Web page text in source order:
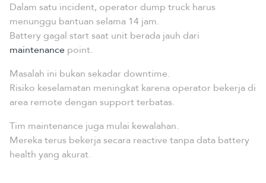
Dalam satu incident, operator dump truck harus
menunggu bantuan selama 14 jam.
Battery gagal start saat unit berada jauh dari
maintenance point.
Masalah ini bukan sekadar downtime.
Risiko keselamatan meningkat karena operator bekerja di
area remote dengan support terbatas.
Tim maintenance juga mulai kewalahan.
Mereka terus bekerja secara reactive tanpa data battery
health yang akurat.